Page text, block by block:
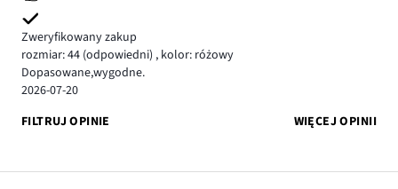
Zweryfikowany zakup
rozmiar: 44 (odpowiedni) , kolor: różowy
Dopasowane,wygodne.
2026-07-20
FILTRUJ OPINIE
WIĘCEJ OPINII